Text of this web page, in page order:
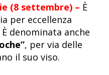
(8 settembre) – È
per eccellenza
denominata anche
, per via delle
il suo viso.